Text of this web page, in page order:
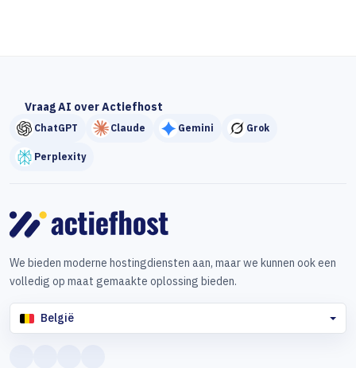
Vraag AI over Actiefhost
ChatGPT Claude Gemini Grok
Perplexity
We bieden moderne hostingdiensten aan, maar we kunnen ook een
volledig op maat gemaakte oplossing bieden.
België